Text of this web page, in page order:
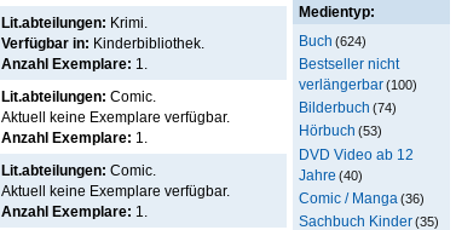
Medientyp:
Buch (624)
Bestseller nicht
verlängerbar(100)
Bilderbuch (74)
Hörbuch (53)
DVD Video ab 12
Jahre (40)
Comic / Manga (36)
Sachbuch Kinder(35)
Lit.abteilungen: Krimi.
Verfügbar in: Kinderbibliothek
Anzahl Exemplare: 1.
Lit.abteilungen: Comic.
Aktuell keine Exemplare verfügbar.
Anzahl Exemplare: 1.
Lit.abteilungen: Comic.
Aktuell keine Exemplare verfügbar.
Anzahl Exemplare: 1.